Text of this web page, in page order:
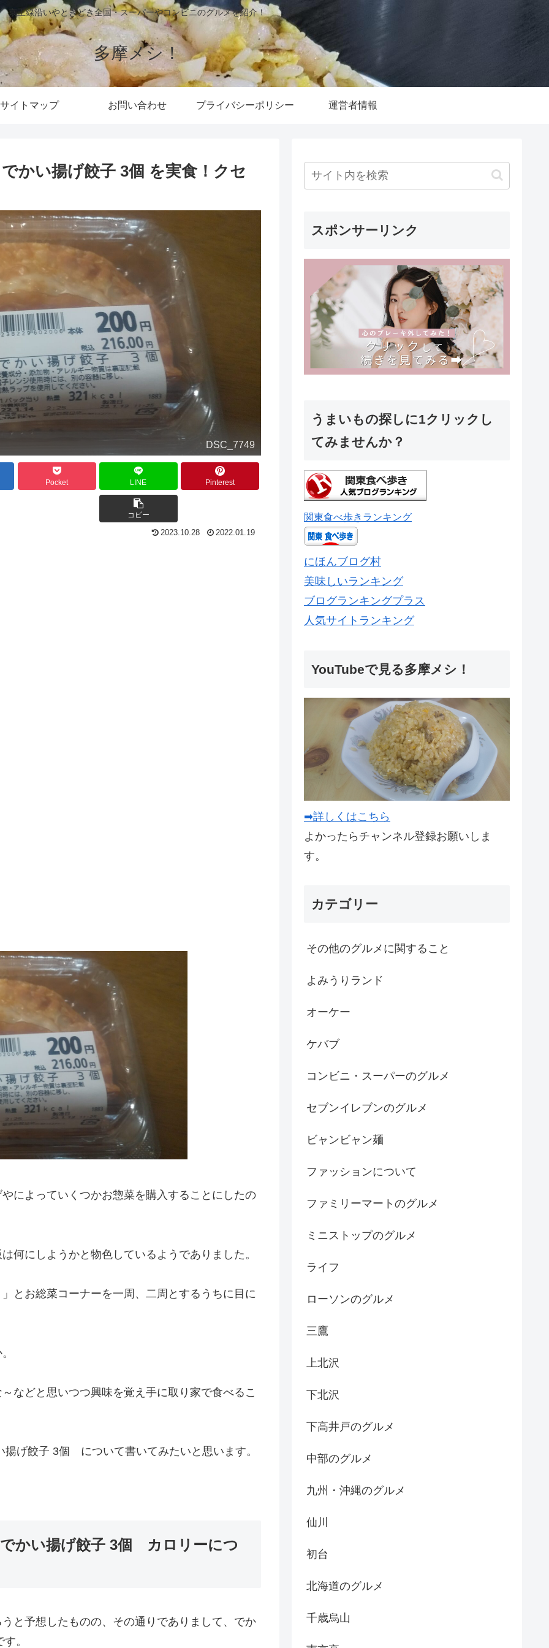
京王線沿いやときどき全国・スーパーやコンビニのグルメを紹介！
多摩メシ！
サイトマップ お問い合わせ プライバシーポリシー 運営者情報
かい揚げ餃子 3個 を実食！クセ
DSC_7749
Pocket LINE Pinterest
コピー
2023.10.28 2022.01.19
によっていくつかお惣菜を購入することにしたの
何にしようかと物色しているようでありました。
とお総菜コーナーを一周、二周とするうちに目に
などと思いつつ興味を覚え手に取り家で食べるこ
げ餃子 3個 について書いてみたいと思います。
かい揚げ餃子 3個 カロリーにつ
と予想したものの、その通りでありまして、でか
。
スポンサーリンク
うまいもの探しに1クリックし
てみませんか？
関東食べ歩きランキング
にほんブログ村
美味しいランキング
ブログランキングプラス
人気サイトランキング
YouTubeで見る多摩メシ！
➡詳しくはこちら
よかったらチャンネル登録お願いしま
す。
カテゴリー
その他のグルメに関すること
よみうりランド
オーケー
ケバブ
コンビニ・スーパーのグルメ
セブンイレブンのグルメ
ビャンビャン麺
ファッションについて
ファミリーマートのグルメ
ミニストップのグルメ
ライフ
ローソンのグルメ
三鷹
上北沢
下北沢
下高井戸のグルメ
中部のグルメ
九州・沖縄のグルメ
仙川
初台
北海道のグルメ
千歳烏山